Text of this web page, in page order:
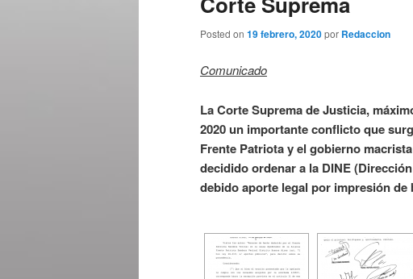
Posted on 19 febrero, 2020por Redaccion
Comunicado
La Corte Suprema de Justicia,
2020 un importante conflicto que
Frente Patriota y el gobierno
decidido ordenar a la DINE
debido aporte legal por impresión de